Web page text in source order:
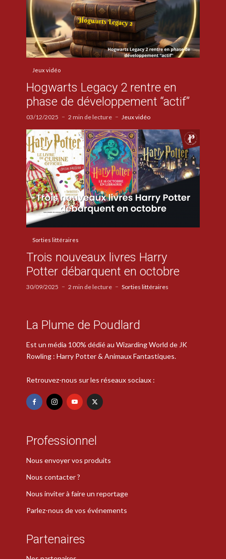
Jeux vidéo
Hogwarts Legacy 2 rentre en
phase de développement “actif”
03/12/2025 2 min de lecture Jeux vidéo
Sorties littéraires
Trois nouveaux livres Harry
Potter débarquent en octobre
30/09/2025 2 min de lecture Sorties littéraires
La Plume de Poudlard
Est un média 100% dédié au Wizarding World de JK
Rowling : Harry Potter & Animaux Fantastiques.
Retrouvez-nous sur les réseaux sociaux :
Professionnel
Nous envoyer vos produits
Nous contacter ?
Nous inviter à faire un reportage
Parlez-nous de vos événements
Partenaires